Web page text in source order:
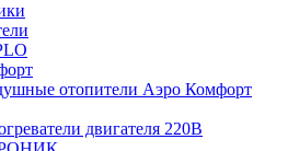
отопители Аэро Комфорт
двигателя 220В